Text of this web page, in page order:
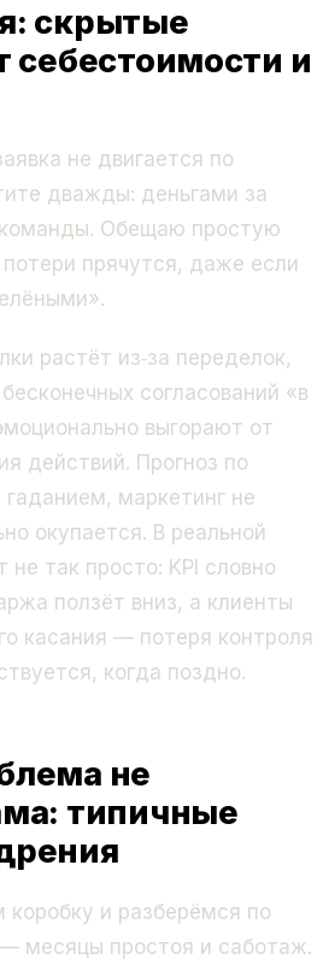
скрытые
себестоимости и
не двигается по
дважды: деньгами за
Обещаю простую
прячутся, даже если
растёт из‑за переделок,
согласований «в
выгорают от
действий. Прогноз по
гаданием, маркетинг не
окупается. В реальной
не так просто: KPI словно
ползёт вниз, а клиенты
касания — потеря контроля
когда поздно.
не
типичные
и разберёмся по
месяцы простоя и саботаж.